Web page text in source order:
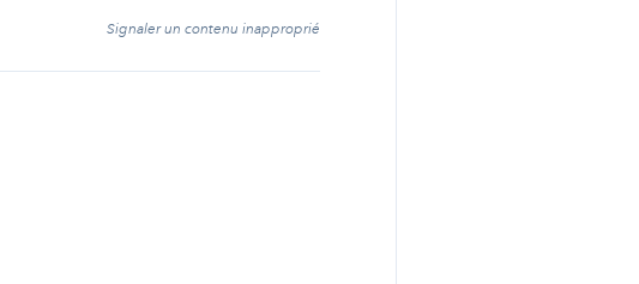
Signaler un contenu inapproprié